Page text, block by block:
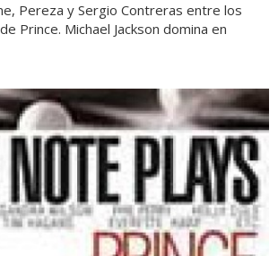
Pereza y Sergio Contreras entre los
Prince. Michael Jackson domina en